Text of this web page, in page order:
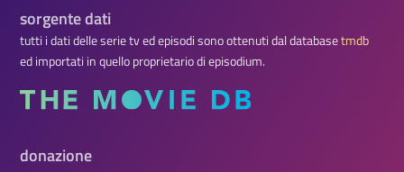
sorgente dati
tutti i dati delle serie tv ed episodi sono ottenuti dal databasetmdb
ed importati in quello proprietario di episodium.
donazione